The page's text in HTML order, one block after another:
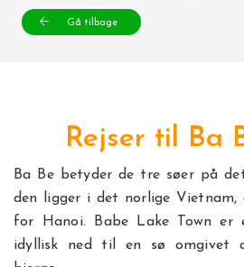
Gå tilbage
Rejser til Ba
Ba Be betyder de tre søer på
den ligger i det norlige Vietnam,
for Hanoi. Babe Lake Town er
idyllisk ned til en sø omgivet